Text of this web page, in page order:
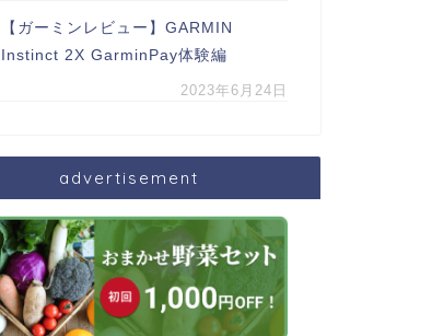
【ガーミンレビュー】GARMIN
Instinct 2X GarminPay体験編
2023年6月24日
advertisement